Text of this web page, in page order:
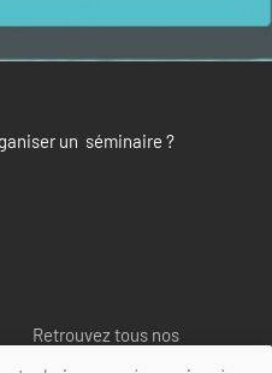
un séminaire ?
Retrouvez tous nos